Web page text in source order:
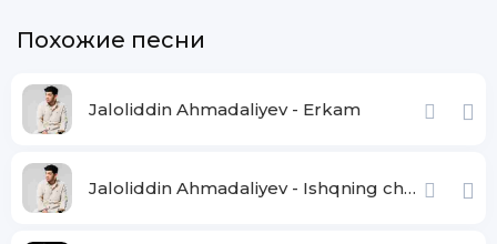
Похожие песни
Jaloliddin Ahmadaliyev - Erkam
Jaloliddin Ahmadaliyev - Ishqning chayqov bozorida